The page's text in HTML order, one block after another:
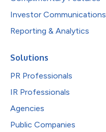
Investor Communications
Reporting & Analytics
Solutions
PR Professionals
IR Professionals
Agencies
Public Companies